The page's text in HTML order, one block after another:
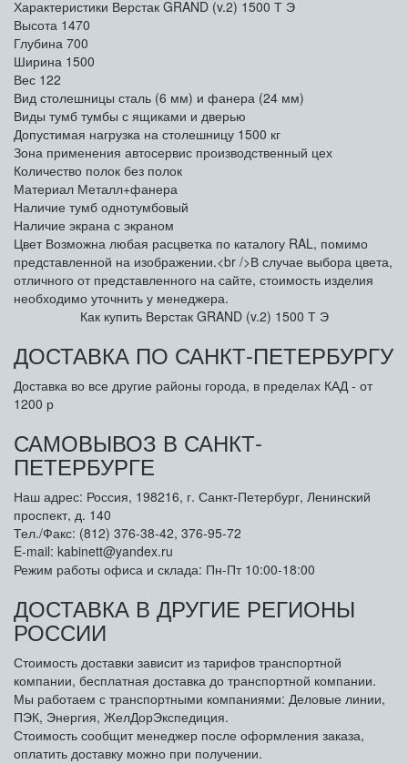
Характеристики Верстак GRAND (v.2) 1500 Т Э
Высота 1470
Глубина 700
Ширина 1500
Вес 122
Вид столешницы сталь (6 мм) и фанера (24 мм)
Виды тумб тумбы с ящиками и дверью
Допустимая нагрузка на столешницу 1500 кг
Зона применения автосервис производственный цех
Количество полок без полок
Материал Металл+фанера
Наличие тумб однотумбовый
Наличие экрана с экраном
Цвет Возможна любая расцветка по каталогу RAL, помимо
представленной на изображении.<br />В случае выбора цвета,
отличного от представленного на сайте, стоимость изделия
необходимо уточнить у менеджера.
Как купить Верстак GRAND (v.2) 1500 Т Э
ДОСТАВКА ПО САНКТ-ПЕТЕРБУРГУ
Доставка во все другие районы города, в пределах КАД - от
1200 р
САМОВЫВОЗ В САНКТ-
ПЕТЕРБУРГЕ
Наш адрес: Россия, 198216, г. Санкт-Петербург, Ленинский
проспект, д. 140
Тел./Факс: (812) 376-38-42, 376-95-72
E-mail: kabinett@yandex.ru
Режим работы офиса и склада: Пн-Пт 10:00-18:00
ДОСТАВКА В ДРУГИЕ РЕГИОНЫ
РОССИИ
Стоимость доставки зависит из тарифов транспортной
компании, бесплатная доставка до транспортной компании.
Мы работаем с транспортными компаниями: Деловые линии,
ПЭК, Энергия, ЖелДорЭкспедиция.
Стоимость сообщит менеджер после оформления заказа,
оплатить доставку можно при получении.